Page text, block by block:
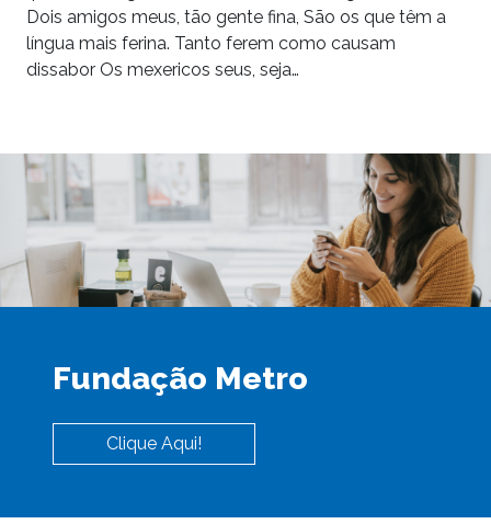
Dois amigos meus, tão gente fina, São os que têm a
língua mais ferina. Tanto ferem como causam
dissabor Os mexericos seus, seja…
Fundação Metro
Clique Aqui!